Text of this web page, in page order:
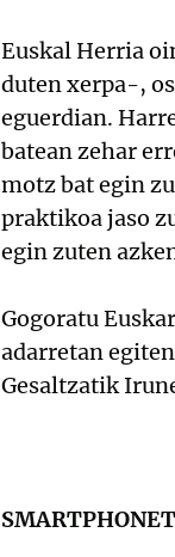
Euskal Herria
duten xerpa-,
eguerdian.
batean zehar
motz bat egin
praktikoa jaso
egin zuten
Gogoratu
adarretan
Gesaltzatik